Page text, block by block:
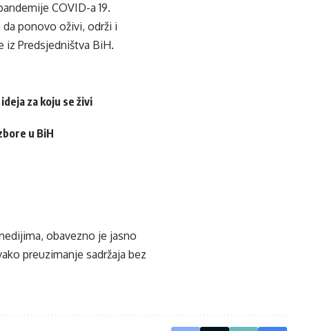
COVID-a 19.
ponovo oživi, održi i
Predsjedništva BiH.
za koju se živi
u BiH
obavezno je jasno
preuzimanje sadržaja bez